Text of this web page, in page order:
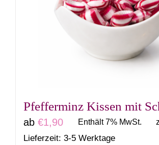
Die
Optionen
werden
Pfefferminz Kissen mit
ab €1,90 Enthält 7% MwSt.
Lieferzeit: 3-5 Werktage